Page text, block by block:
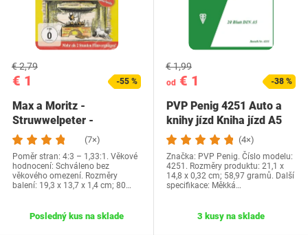
€ 1
€ 2,79
-55 %
Max a Moritz -
Struwwelpeter -
Suppenkaspar -
Zappelphilipp…
(7×)
Poměr stran: 4:3 – 1,33:1. Věkové
hodnocení: Schváleno bez
věkového omezení. Rozměry
balení: 19,3 x 13,7 x 1,4 cm; 80…
Posledný kus na sklade
od € 1
€ 1,99
-38 %
PVP Penig 4251 Auto a
knihy jízd Kniha jízd A5
20 listů
(4×)
Značka: PVP Penig. Číslo modelu:
4251. Rozměry produktu: 21,1 x
14,8 x 0,32 cm; 58,97 gramů. Další
specifikace: Měkká…
3 kusy na sklade